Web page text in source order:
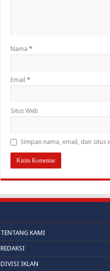
Nama *
Email *
Situs Web
Simpan nama, email, dan
TENTANG KAMI
REDAKSI
DIVISI IKLAN